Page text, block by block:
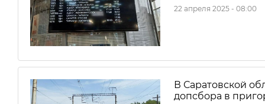
22 апреля 2025 - 08:00
В Саратовской
допсбора в